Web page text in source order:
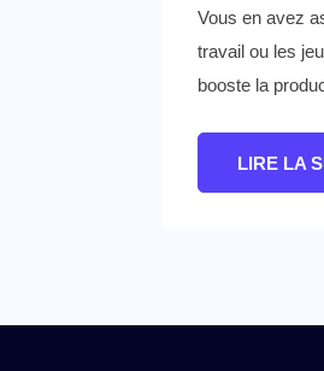
Vous en avez
travail ou les
booste la
LIRE LA